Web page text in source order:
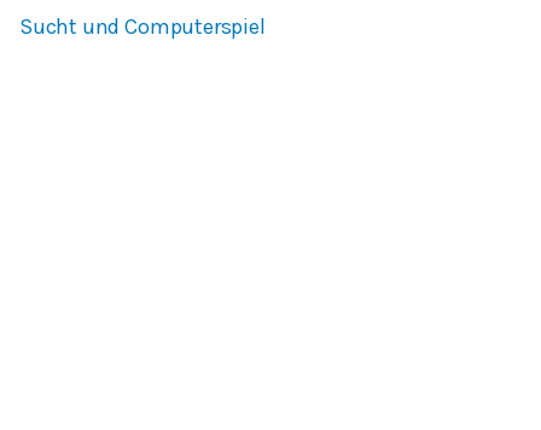
Sucht und Computerspiel